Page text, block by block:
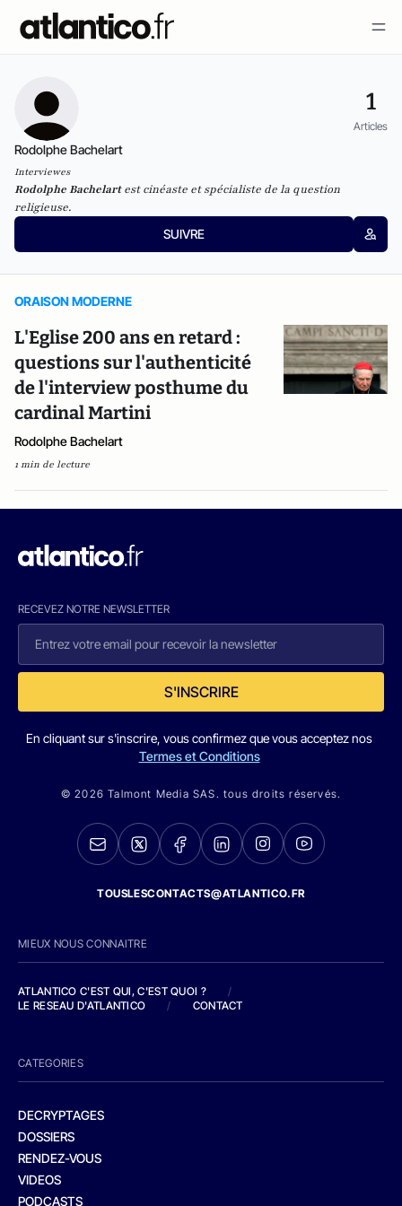
1
Articles
Rodolphe Bachelart
Interviewes
Rodolphe Bachelartest cinéaste et spécialiste de la question
religieuse.
SUIVRE
ORAISON MODERNE
L'Eglise 200 ans en retard :
questions sur l'authenticité
de l'interview posthume du
cardinal Martini
Rodolphe Bachelart
1 min de lecture
RECEVEZ NOTRE NEWSLETTER
S'INSCRIRE
En cliquant sur s'inscrire, vous confirmez que vous acceptez nos
Termes et Conditions
© 2026 Talmont Media SAS. tous droits réservés.
TOUSLESCONTACTS@ATLANTICO.FR
MIEUX NOUS CONNAITRE
ATLANTICO C'EST QUI, C'EST QUOI ?
/
LE RESEAU D'ATLANTICO
/ CONTACT
CATEGORIES
DECRYPTAGES
DOSSIERS
RENDEZ-VOUS
VIDEOS
PODCASTS